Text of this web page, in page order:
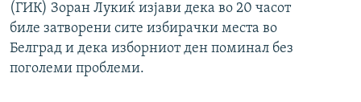
(ГИК) Зоран Лукиќ изјави дека во 20 часот
биле затворени сите избирачки места во
Белград и дека изборниот ден поминал без
поголеми проблеми.